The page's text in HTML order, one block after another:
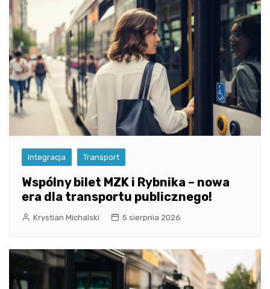
Integracja Transport
Wspólny bilet MZK i Rybnika – nowa
era dla transportu publicznego!
Krystian Michalski 5 sierpnia 2026